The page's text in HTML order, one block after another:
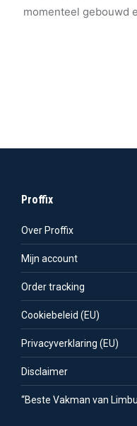
momenteel gebouwd
Proffix
Over Proffix
Mijn account
Order tracking
Cookiebeleid (EU)
Privacyverklaring (EU)
Disclaimer
“Beste Vakman van